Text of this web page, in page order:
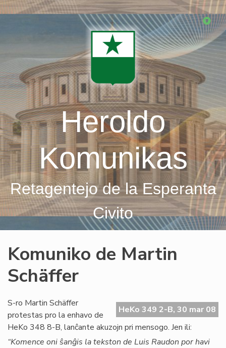
Skip
Heroldo
Komunikas
Retagentejo de la Esperanta
Civito
Komuniko de Martin
Schäffer
HeKo 349 2-B, 30 mar 08
S-ro Martin Schäffer
protestas pro la enhavo de
HeKo 348 8-B, lanĉante akuzojn pri mensogo. Jen ili:
“Komence oni ŝanĝis la tekston de Luis Raudon por havi